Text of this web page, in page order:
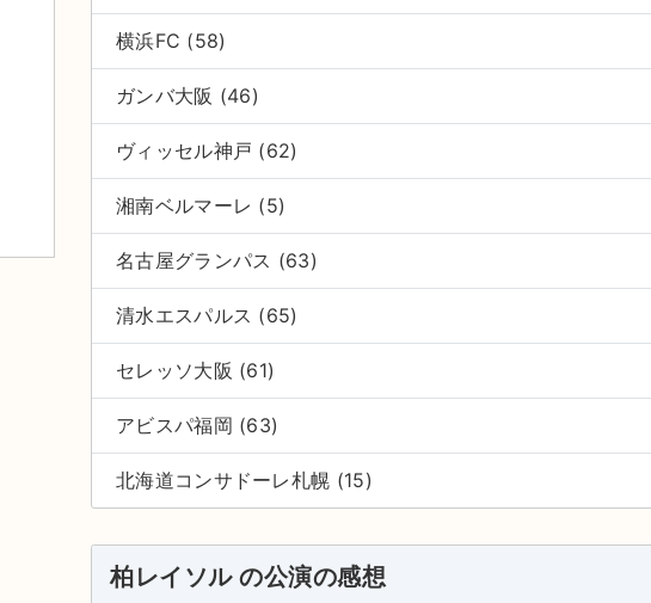
横浜FC (58)
ガンバ大阪 (46)
ヴィッセル神戸 (62)
湘南ベルマーレ (5)
名古屋グランパス (63)
清水エスパルス (65)
セレッソ大阪 (61)
アビスパ福岡 (63)
北海道コンサドーレ札幌 (15)
柏レイソル の公演の感想